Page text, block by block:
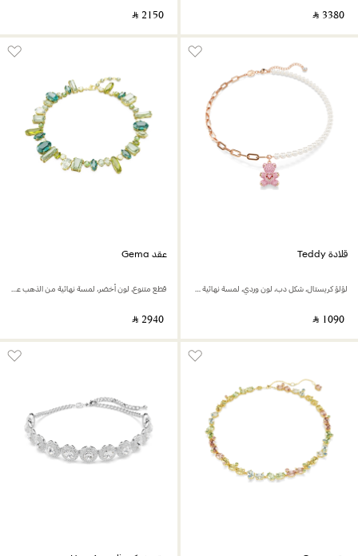
‎ ⃁ ⁦3380⁩ ‎
‎ ⃁ ⁦2150⁩ ‎
قلادة Teddy
لؤلؤ كريستال، شكل دب، لون وردي، لمسة نهائية من الذهب الوردي عيار 18 قيراط
‎ ⃁ ⁦1090⁩ ‎
عقد Gema
قطع متنوع، لون أخضر، لمسة نهائية من الذهب عيار 18 قيراط
‎ ⃁ ⁦2940⁩ ‎